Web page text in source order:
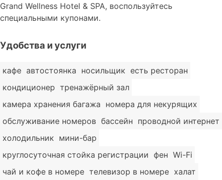
Grand Wellness Hotel & SPA, воспользуйтесь
специальными купонами.
Удобства и услуги
кафе автостоянка носильщик есть ресторан
кондиционер тренажёрный зал
камера хранения багажа номера для некурящих
обслуживание номеров бассейн проводной интернет
холодильник мини-бар
круглосуточная стойка регистрации фен Wi-Fi
чай и кофе в номере телевизор в номере халат